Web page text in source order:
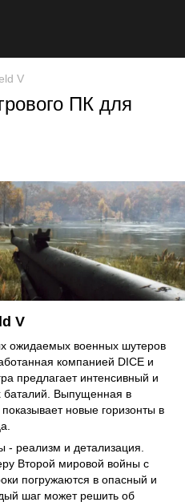
V
ПК для
V
ожидаемых военных шутеров
компанией DICE и
предлагает интенсивный и
Выпущенная в
новые горизонты в
- реализм и детализация.
Второй мировой войны с
погружаются в опасный и
шаг может решить об